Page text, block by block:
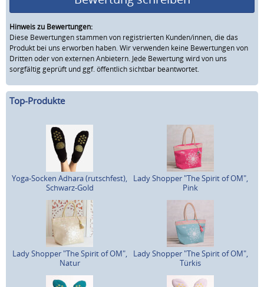
Hinweis zu Bewertungen:
Diese Bewertungen stammen von registrierten Kunden/innen, die das
Produkt bei uns erworben haben. Wir verwenden keine Bewertungen von
Dritten oder von externen Anbietern. Jede Bewertung wird von uns
sorgfältig geprüft und ggf. öffentlich sichtbar beantwortet.
Top-Produkte
Yoga-Socken Adhara (rutschfest),
Schwarz-Gold
Lady Shopper "The Spirit of OM",
Pink
Lady Shopper "The Spirit of OM",
Natur
Lady Shopper "The Spirit of OM",
Türkis